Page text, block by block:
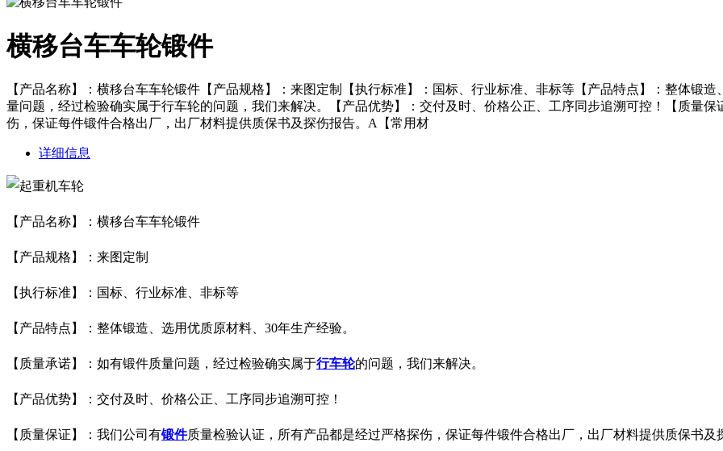
横移台车车轮锻件
【产品名称】：横移台车车轮锻件【产品规格】：来图定制【执行标准】：国标、行业标准、非标等【产品特点】：整体锻
量问题，经过检验确实属于行车轮的问题，我们来解决。【产品优势】：交付及时、价格公正、工序同步追溯可控！【质量
伤，保证每件锻件合格出厂，出厂材料提供质保书及探伤报告。A【常用材
详细信息
【产品名称】：横移台车车轮锻件
【产品规格】：来图定制
【执行标准】：国标、行业标准、非标等
【产品特点】：整体锻造、选用优质原材料、30年生产经验。
【质量承诺】：如有锻件质量问题，经过检验确实属于行车轮的问题，我们来解决。
【产品优势】：交付及时、价格公正、工序同步追溯可控！
【质量保证】：我们公司有锻件质量检验认证，所有产品都是经过严格探伤，保证每件锻件合格出厂，出厂材料提供质保书及